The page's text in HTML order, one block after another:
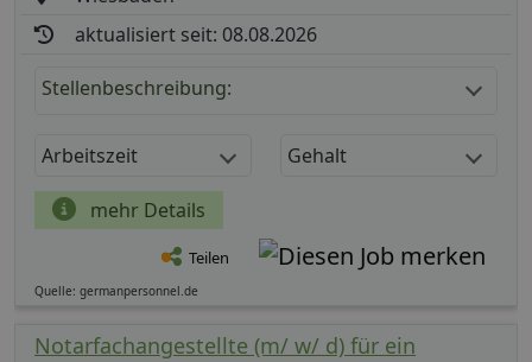
aktualisiert seit: 08.08.2026
Stellenbeschreibung:
Arbeitszeit Gehalt
mehr Details
Teilen
Quelle: germanpersonnel.de
Notarfachangestellte (m/ w/ d) für ein